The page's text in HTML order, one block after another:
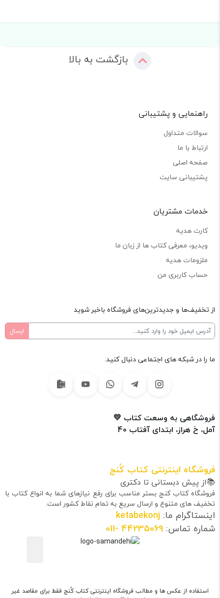
بازگشت به بالا
راهنمایی و پشتیبانی
سوالات متداول
ارتباط با ما
صفحه اصلی
پشتیبانی سایت
خدمات مشتریان
کارت هدیه
ویدیو، معرفی کتاب ها از زبان ما
ملزومات هدیه
حساب کاربری من
از تخفیف‌ها و جدیدترین‌های فروشگاه باخبر شوید
ما را در شبکه های اجتماعی دنبال کنید.
فروشگاهی به وسعت کتاب 💛
آمل، خ هراز، ابتدای آفتاب 40
فروشگاه اینترنتی کتاب کُنج
📚از پیش دبستانی تا دکتری
فروشگاه کتاب کنج بستر مناسب برای رفع نیازهای شما به انواع کتاب با
تخفیف های متنوع و ارسال سریع به تمام نقاط کشور است.
اینستاگرام ما: ketabekonj
شماره تماس: 44235069
-011
استفاده از عکس ها و مطالب فروشگاه اینترنتی کتاب کُنج فقط برای مقاصد غیر